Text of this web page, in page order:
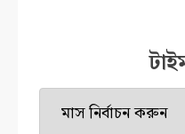
টাইম
মেশিন